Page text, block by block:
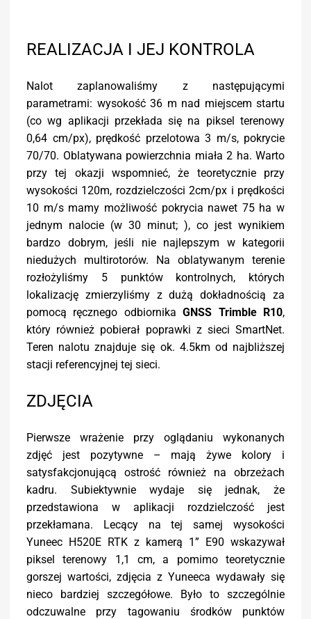
REALIZACJA I JEJ KONTROLA
Nalot zaplanowaliśmy z następującymi
parametrami: wysokość 36 m nad miejscem startu
(co wg aplikacji przekłada się na piksel terenowy
0,64 cm/px), prędkość przelotowa 3 m/s, pokrycie
70/70. Oblatywana powierzchnia miała 2 ha. Warto
przy tej okazji wspomnieć, że teoretycznie przy
wysokości 120m, rozdzielczości 2cm/px i prędkości
10 m/s mamy możliwość pokrycia nawet 75 ha w
jednym nalocie (w 30 minut; ), co jest wynikiem
bardzo dobrym, jeśli nie najlepszym w kategorii
niedużych multirotorów. Na oblatywanym terenie
rozłożyliśmy 5 punktów kontrolnych, których
lokalizację zmierzyliśmy z dużą dokładnością za
pomocą ręcznego odbiornikaGNSS Trimble R10,
który również pobierał poprawki z sieci SmartNet.
Teren nalotu znajduje się ok. 4.5km od najbliższej
stacji referencyjnej tej sieci.
ZDJĘCIA
Pierwsze wrażenie przy oglądaniu wykonanych
zdjęć jest pozytywne – mają żywe kolory i
satysfakcjonującą ostrość również na obrzeżach
kadru. Subiektywnie wydaje się jednak, że
przedstawiona w aplikacji rozdzielczość jest
przekłamana. Lecący na tej samej wysokości
Yuneec H520E RTK z kamerą 1” E90 wskazywał
piksel terenowy 1,1 cm, a pomimo teoretycznie
gorszej wartości, zdjęcia z Yuneeca wydawały się
nieco bardziej szczegółowe. Było to szczególnie
odczuwalne przy tagowaniu środków punktów